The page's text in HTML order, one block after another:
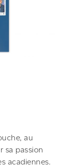
au
sa passion
acadiennes.